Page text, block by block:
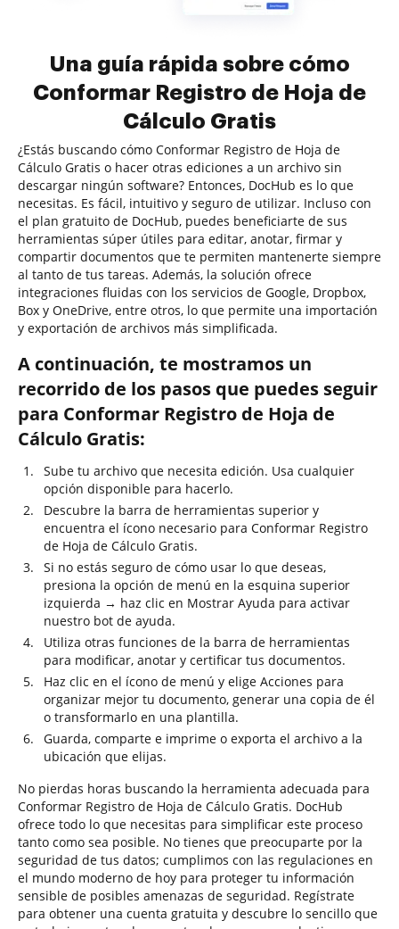
Una guía rápida sobre cómo
Conformar Registro de Hoja de
Cálculo Gratis
¿Estás buscando cómo Conformar Registro de Hoja de
Cálculo Gratis o hacer otras ediciones a un archivo sin
descargar ningún software? Entonces, DocHub es lo que
necesitas. Es fácil, intuitivo y seguro de utilizar. Incluso con
el plan gratuito de DocHub, puedes beneficiarte de sus
herramientas súper útiles para editar, anotar, firmar y
compartir documentos que te permiten mantenerte siempre
al tanto de tus tareas. Además, la solución ofrece
integraciones fluidas con los servicios de Google, Dropbox,
Box y OneDrive, entre otros, lo que permite una importación
y exportación de archivos más simplificada.
A continuación, te mostramos un
recorrido de los pasos que puedes seguir
para Conformar Registro de Hoja de
Cálculo Gratis:
Sube tu archivo que necesita edición. Usa cualquier
opción disponible para hacerlo.
Descubre la barra de herramientas superior y
encuentra el ícono necesario para Conformar Registro
de Hoja de Cálculo Gratis.
Si no estás seguro de cómo usar lo que deseas,
presiona la opción de menú en la esquina superior
izquierda → haz clic en Mostrar Ayuda para activar
nuestro bot de ayuda.
Utiliza otras funciones de la barra de herramientas
para modificar, anotar y certificar tus documentos.
Haz clic en el ícono de menú y elige Acciones para
organizar mejor tu documento, generar una copia de él
o transformarlo en una plantilla.
Guarda, comparte e imprime o exporta el archivo a la
ubicación que elijas.
No pierdas horas buscando la herramienta adecuada para
Conformar Registro de Hoja de Cálculo Gratis. DocHub
ofrece todo lo que necesitas para simplificar este proceso
tanto como sea posible. No tienes que preocuparte por la
seguridad de tus datos; cumplimos con las regulaciones en
el mundo moderno de hoy para proteger tu información
sensible de posibles amenazas de seguridad. Regístrate
para obtener una cuenta gratuita y descubre lo sencillo que